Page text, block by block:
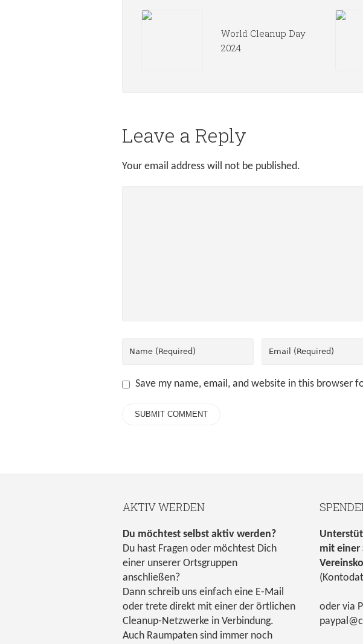
World Cleanup Day
2024
Leave a Reply
Your email address will not be published.
Save my name, email, and website in this browser
AKTIV WERDEN
Du möchtest selbst aktiv werden?
Du hast Fragen oder möchtest Dich
einer unserer Ortsgruppen
anschließen?
Dann schreib uns einfach eine E-Mail
oder trete direkt mit einer der örtlichen
Cleanup-Netzwerke in Verbindung.
Auch Raumpaten sind immer noch
mit einer
oder via